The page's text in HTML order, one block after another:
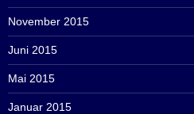
November 2015
Juni 2015
Mai 2015
Januar 2015